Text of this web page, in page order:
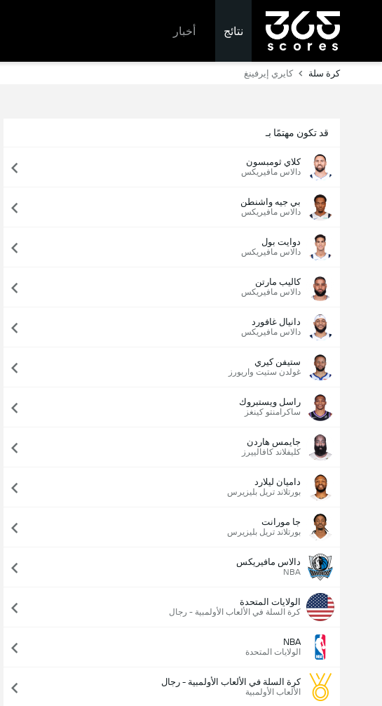
نتائج أخبار
كرة سلة كايري إيرفينغ
قد تكون مهتمًا بـ
كلاي ثومبسون
دالاس مافيريكس
بي جيه واشنطن
دالاس مافيريكس
دوايت بول
دالاس مافيريكس
كاليب مارتن
دالاس مافيريكس
دانيال غافورد
دالاس مافيريكس
ستيفن كيري
غولدن ستيت واريورز
راسل ويستبروك
ساكرامنتو كينغز
جايمس هاردن
كليفلاند كافالييرز
داميان ليلارد
بورتلاند تريل بليزيرس
جا مورانت
بورتلاند تريل بليزيرس
دالاس مافيريكس
NBA
الولايات المتحدة
كرة السلة في الألعاب الأولمبية - رجال
NBA
الولايات المتحدة
كرة السلة في الألعاب الأولمبية - رجال
الألعاب الأولمبية